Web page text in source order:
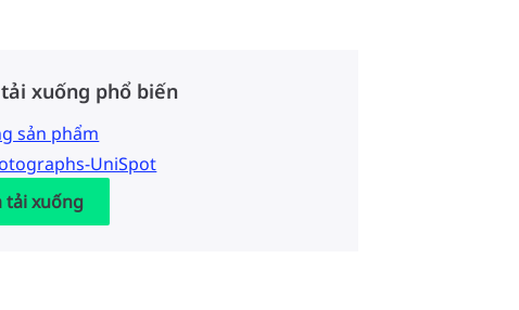
xuống phổ biến
sản phẩm
UniSpot
tải xuống